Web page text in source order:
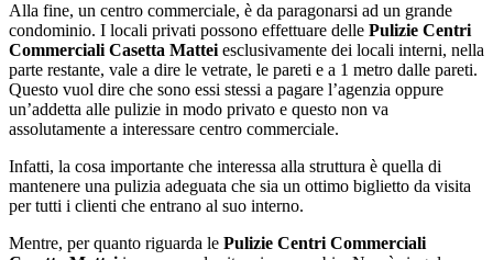
Alla fine, un centro commerciale, è da paragonarsi ad un grande
condominio. I locali privati possono effettuare delle Pulizie Centri
Commerciali Casetta Mattei esclusivamente dei locali interni, nella
parte restante, vale a dire le vetrate, le pareti e a 1 metro dalle pareti.
Questo vuol dire che sono essi stessi a pagare l’agenzia oppure
un’addetta alle pulizie in modo privato e questo non va
assolutamente a interessare centro commerciale.
Infatti, la cosa importante che interessa alla struttura è quella di
mantenere una pulizia adeguata che sia un ottimo biglietto da visita
per tutti i clienti che entrano al suo interno.
Mentre, per quanto riguarda le Pulizie Centri Commerciali